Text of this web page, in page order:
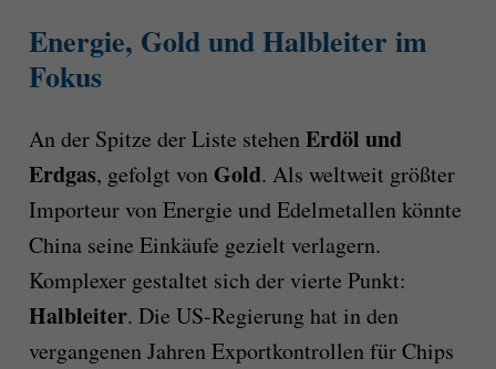
Energie, Gold und Halbleiter im
Fokus
An der Spitze der Liste stehenErdöl und
Erdgas, gefolgt vonGold. Als weltweit größter
Importeur von Energie und Edelmetallen könnte
China seine Einkäufe gezielt verlagern.
Komplexer gestaltet sich der vierte Punkt:
Halbleiter. Die US-Regierung hat in den
vergangenen Jahren Exportkontrollen für Chips